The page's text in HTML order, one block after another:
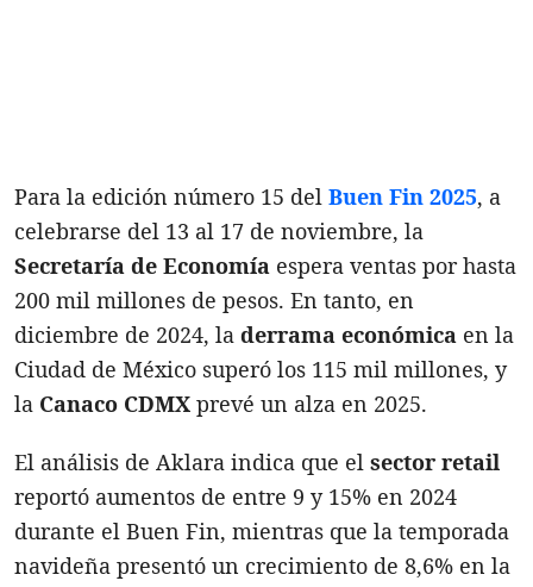
Para la edición número 15 del Buen Fin 2025, a
celebrarse del 13 al 17 de noviembre, la
Secretaría de Economía espera ventas por hasta
200 mil millones de pesos. En tanto, en
diciembre de 2024, la derrama económica en la
Ciudad de México superó los 115 mil millones, y
la Canaco CDMX prevé un alza en 2025.
El análisis de Aklara indica que el sector retail
reportó aumentos de entre 9 y 15% en 2024
durante el Buen Fin, mientras que la temporada
navideña presentó un crecimiento de 8,6% en la